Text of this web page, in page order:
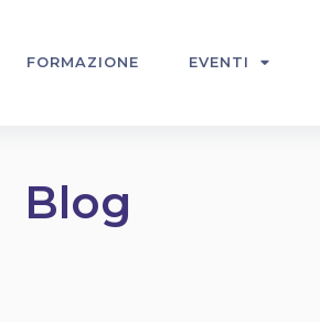
FORMAZIONE EVENTI
Blog